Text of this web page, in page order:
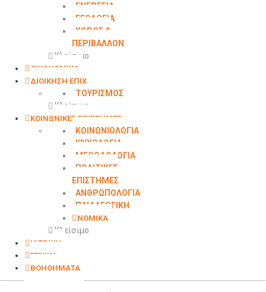
ΕΝΕΡΓΕΙΑ
ΓΕΩΛΟΓΙΑ
ΧΩΡΟΣ &
ΠΕΡΙΒΑΛΛΟΝ
Κλείσιμο
ΟΙΚΟΝΟΜΙΚΑ
ΔΙΟΙΚΗΣΗ ΕΠΙΧ.
ΤΟΥΡΙΣΜΟΣ
Κλείσιμο
ΚΟΙΝΩΝΙΚΕΣ ΕΠΙΣΤΗΜΕΣ
ΚΟΙΝΩΝΙΟΛΟΓΙΑ
ΨΥΧΟΛΟΓΙΑ
ΜΕΘΟΔΟΛΟΓΙΑ
ΠΟΛΙΤΙΚΕΣ
ΕΠΙΣΤΗΜΕΣ
ΑΝΘΡΩΠΟΛΟΓΙΑ
ΠΑΙΔΑΓΩΓΙΚΗ
ΝΟΜΙΚΑ
Κλείσιμο
ΙΑΤΡΙΚΗ
ΓΕΝΙΚΑ
ΒΟΗΘΗΜΑΤΑ